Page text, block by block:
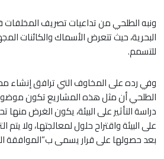
ونبه الطلحي من تداعيات تصريف المخلفات
البحرية، حيث تتعرض الأسماك والكائنات
للتسمم.
وفي رده على المخاوف التي ترافق إنشاء
الطلحي أن مثل هذه المشاريع تكون
دراسة التأثير على البيئة، يكون الغرض منها
على البيئة واقتراح حلول لمعالجتها، ولا يتم
بعد حصولها على قرار يسمى ب”الموافقة